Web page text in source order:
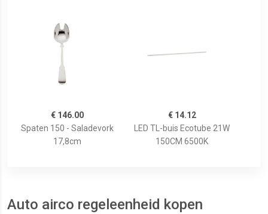
€ 146.00
Spaten 150 - Saladevork
17,8cm
€ 14.12
LED TL-buis Ecotube 21W
150CM 6500K
Auto airco regeleenheid kopen